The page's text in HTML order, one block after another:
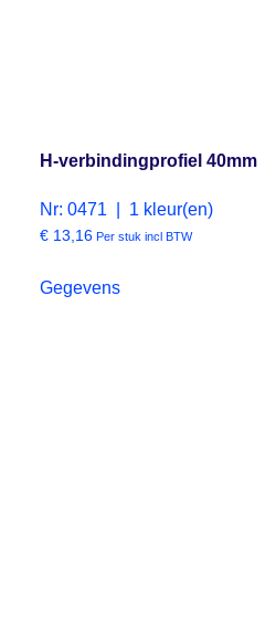
H-verbindingprofiel 40mm
Nr: 0471 | 1 kleur(en)
€ 13,16 Per stuk incl BTW
Gegevens